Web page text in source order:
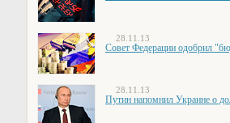
28.11.13
Совет Федерации одобрил
28.11.13
Путин напомнил Украине о